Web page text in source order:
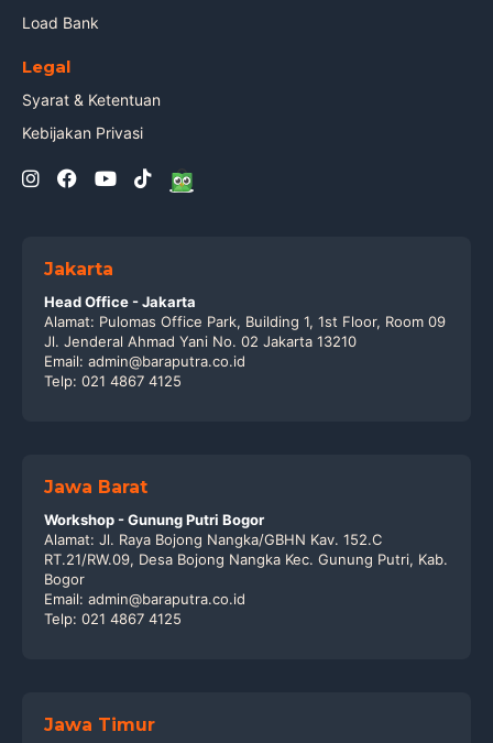
Load Bank
Legal
Syarat & Ketentuan
Kebijakan Privasi
Jakarta
Head Office - Jakarta
Alamat: Pulomas Office Park, Building 1, 1st Floor, Room 09
Jl. Jenderal Ahmad Yani No. 02 Jakarta 13210
Email: admin@baraputra.co.id
Telp: 021 4867 4125
Jawa Barat
Workshop - Gunung Putri Bogor
Alamat: Jl. Raya Bojong Nangka/GBHN Kav. 152.C
RT.21/RW.09, Desa Bojong Nangka Kec. Gunung Putri, Kab.
Bogor
Email: admin@baraputra.co.id
Telp: 021 4867 4125
Jawa Timur